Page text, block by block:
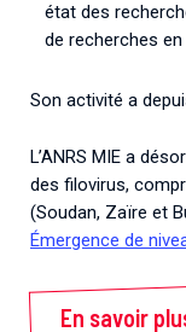
état des
de recherches en
Son activité a
L’ANRS MIE a
des filovirus,
(Soudan, Zaïre et
Émergence de
En savoir